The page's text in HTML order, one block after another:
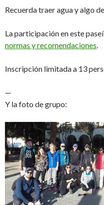
Recuerda traer agua y algo
La participación en este
normas y recomendaciones.
Inscripción limitada a 13
—
Y la foto de grupo: